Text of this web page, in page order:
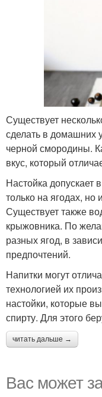
Смородины на
Наливка из
Наливка из
Смородины без
Существует
сделать в домашних
черной смородины.
вкус, который
Настойка допускает
только на ягодах,
Существует также
крыжовника. По
разных ягод, в
предпочтений.
Напитки могут
технологией их
настойки, которые
спирту. Для этого
читать дальше →
Вас может